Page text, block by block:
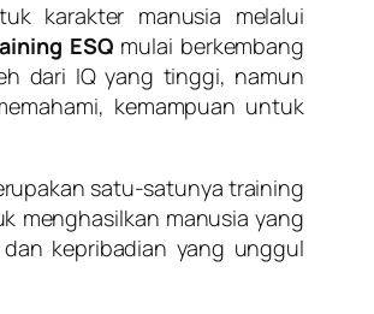
karakter manusia melalui
ESQmulai berkembang
dari IQ yang tinggi, namun
kemampuan untuk
satu-satunya training
menghasilkan manusia yang
kepribadian yang unggul